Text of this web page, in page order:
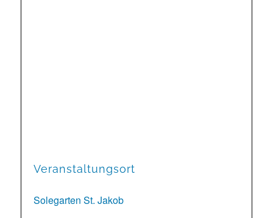
Veranstaltungsort
Solegarten St. Jakob